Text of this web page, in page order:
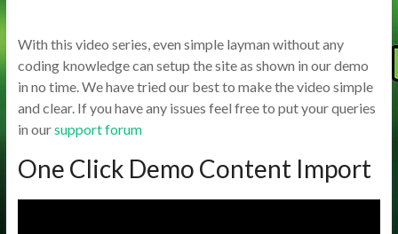
With this video series, even simple layman without any
coding knowledge can setup the site as shown in our demo
in no time.We have tried our best to make the video simple
and clear. If you have any issues feel free to put your queries
in oursupport forum
One Click Demo Content Import